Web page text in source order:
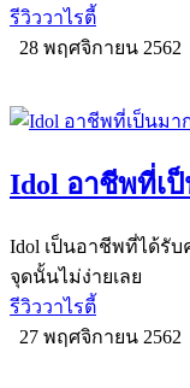
รีวิววาไรตี้
28 พฤศจิกายน 2562
Idol อาชีพที่เ
Idol เป็นอาชีพที่ได้รั
จุดนั้นไม่ง่ายเลย
รีวิววาไรตี้
27 พฤศจิกายน 2562